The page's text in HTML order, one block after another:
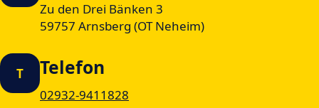
Zu den Drei Bänken 3
59757 Arnsberg (OT Neheim)
T Telefon
02932-9411828